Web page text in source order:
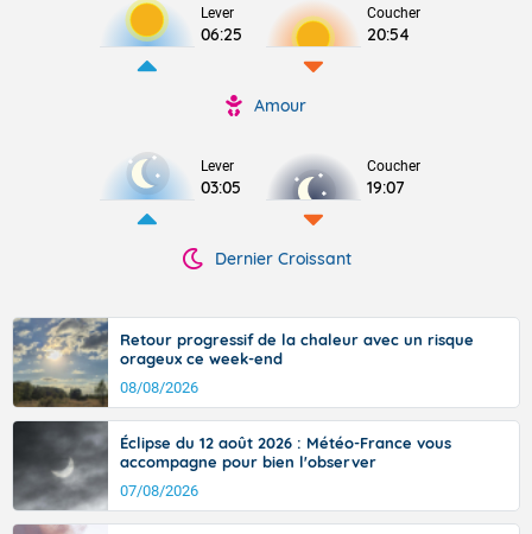
Lever
06:25
Coucher
20:54
Amour
Lever
03:05
Coucher
19:07
Dernier Croissant
Retour progressif de la chaleur avec un risque
orageux ce week-end
08/08/2026
Éclipse du 12 août 2026 : Météo-France vous
accompagne pour bien l'observer
07/08/2026